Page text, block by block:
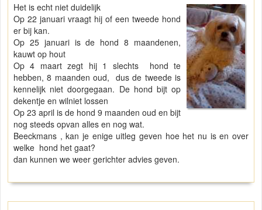
Het is echt niet duidelijk
Op 22 januari vraagt hij of een tweede hond
er bij kan.
Op 25 januari is de hond 8 maandenen,
kauwt op hout
Op 4 maart zegt hij 1 slechts hond te
hebben, 8 maanden oud, dus de tweede is
kennelijk niet doorgegaan. De hond bijt op
dekentje en wilniet lossen
Op 23 april is de hond 9 maanden oud en bijt
nog steeds opvan alles en nog wat.
Beeckmans , kan je enige uitleg geven hoe het nu is en over
welke hond het gaat?
dan kunnen we weer gerichter advies geven.